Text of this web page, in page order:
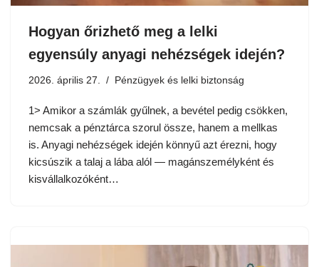
Hogyan őrizhető meg a lelki
egyensúly anyagi nehézségek idején?
2026. április 27. Pénzügyek és lelki biztonság
1> Amikor a számlák gyűlnek, a bevétel pedig csökken,
nemcsak a pénztárca szorul össze, hanem a mellkas
is. Anyagi nehézségek idején könnyű azt érezni, hogy
kicsúszik a talaj a lába alól — magánszemélyként és
kisvállalkozóként…